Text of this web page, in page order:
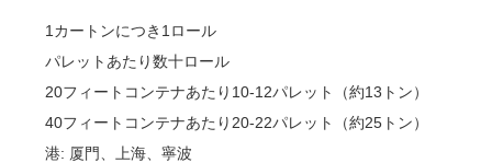
1カートンにつき1ロール
パレットあたり数十ロール
20フィートコンテナあたり10-12パレット（約13トン）
40フィートコンテナあたり20-22パレット（約25トン）
港: 厦門、上海、寧波